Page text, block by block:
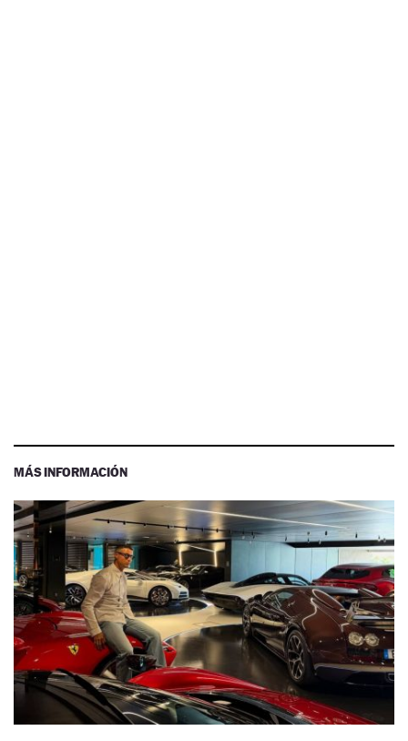
MÁS INFORMACIÓN